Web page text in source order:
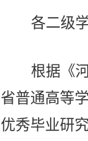
各二级学
根据《
省普通高等
优秀毕业研